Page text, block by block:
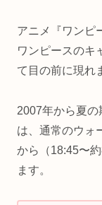
アニメ『ワンピ
ワンピースのキ
て目の前に現れ
2007年から夏
は、通常のウォ
から（18:45〜
ます。